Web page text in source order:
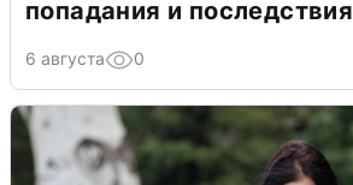
попадания и последствия
6 августа 0